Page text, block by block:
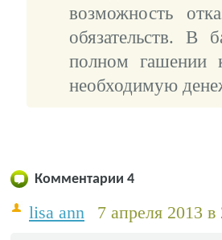
возможность
обязательств. В
полном гашении
необходимую
Комментарии 4
lisa ann 7 апреля 2013 в